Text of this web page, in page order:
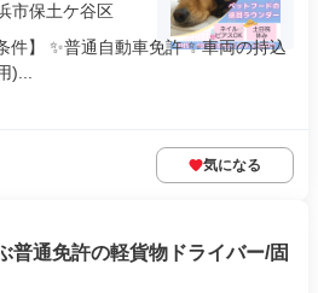
市保土ケ谷区
件】 ✨普通自動車免許 ✨車両の持込
)...
気になる
普通免許の軽貨物ドライバー/固